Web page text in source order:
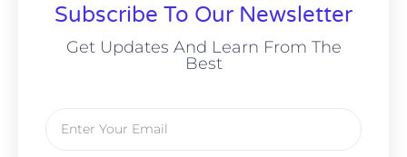
Subscribe To Our Newsletter
Get Updates And Learn From The
Best